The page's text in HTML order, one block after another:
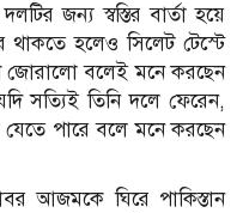
জন্য স্বস্তির বার্তা হয়ে
থাকতে হলেও সিলেট টেস্টে
জোরালো বলেই মনে করছেন
সত্যিই তিনি দলে ফেরেন,
যেতে পারে বলে মনে করছেন
আজমকে ঘিরে পাকিস্তান